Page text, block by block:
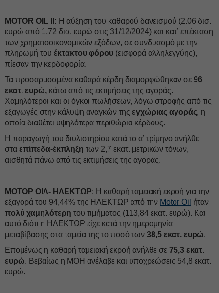
MOTOR OIL II: Η αύξηση του καθαρού δανεισμού (2,06 δισ.
ευρώ από 1,72 δισ. ευρώ στις 31/12/2024) και κατ’ επέκταση
των χρηματοοικονομικών εξόδων, σε συνδυασμό με την
πληρωμή του έκτακτου φόρου (εισφορά αλληλεγγύης),
πίεσαν την κερδοφορία.
Τα προσαρμοσμένα καθαρά κέρδη διαμορφώθηκαν σε 96
εκατ. ευρώ, κάτω από τις εκτιμήσεις της αγοράς.
Χαμηλότεροι και οι όγκοι πωλήσεων, λόγω στροφής από τις
εξαγωγές στην κάλυψη αναγκών της εγχώριας αγοράς, η
οποία διαθέτει υψηλότερα περιθώρια κέρδους.
Η παραγωγή του διυλιστηρίου κατά το α’ τρίμηνο ανήλθε
στα επίπεδα-έκπληξη των 2,7 εκατ. μετρικών τόνων,
αισθητά πάνω από τις εκτιμήσεις της αγοράς.
ΜΟΤΟΡ ΟΙΛ- ΗΛΕΚΤΩΡ: Η καθαρή ταμειακή εκροή για την
εξαγορά του 94,44% της ΗΛΕΚΤΩΡ από την Motor Oil ήταν
πολύ χαμηλότερη του τιμήματος (113,84 εκατ. ευρώ). Και
αυτό διότι η ΗΛΕΚΤΩΡ είχε κατά την ημερομηνία
μεταβίβασης στα ταμεία της το ποσό των 38,5 εκατ. ευρώ.
Επομένως η καθαρή ταμειακή εκροή ανήλθε σε 75,3 εκατ.
ευρώ. Βεβαίως η MOH ανέλαβε και υποχρεώσεις 54,8 εκατ.
ευρώ.